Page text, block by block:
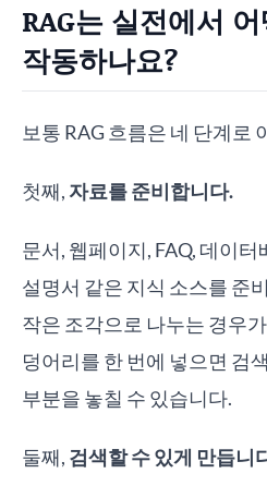
RAG는 실전에서
작동하나요?
보통 RAG 흐름은 네 단계로
첫째, 자료를 준비합니다.
문서, 웹페이지, FAQ, 데이
설명서 같은 지식 소스를 준
작은 조각으로 나누는 경우
덩어리를 한 번에 넣으면 검
부분을 놓칠 수 있습니다.
둘째, 검색할 수 있게 만듭니